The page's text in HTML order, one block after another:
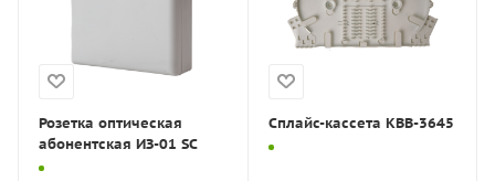
Розетка оптическая
абонентская ИЗ-01 SC
Сплайс-кассета КВВ-3645